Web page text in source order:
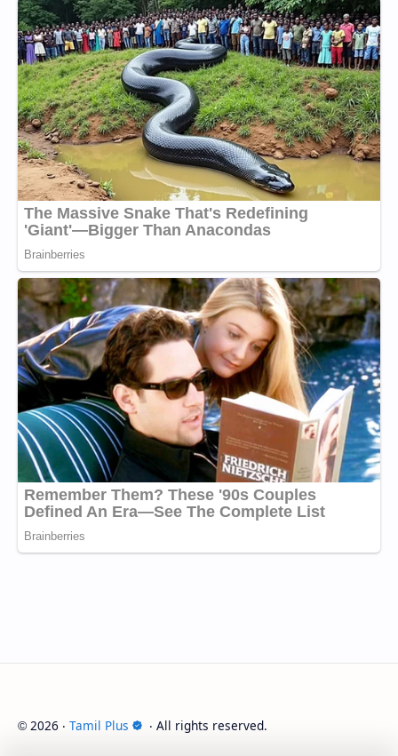
© 2026 ‧ Tamil Plus ‧ All rights reserved.